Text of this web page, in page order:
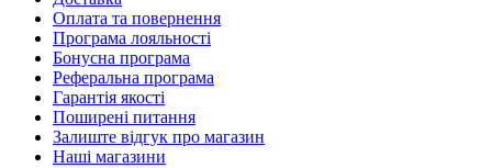
Оплата та повернення
Програма лояльності
Бонусна програма
Реферальна програма
Гарантія якості
Поширені питання
Залиште відгук про магазин
Наші магазини